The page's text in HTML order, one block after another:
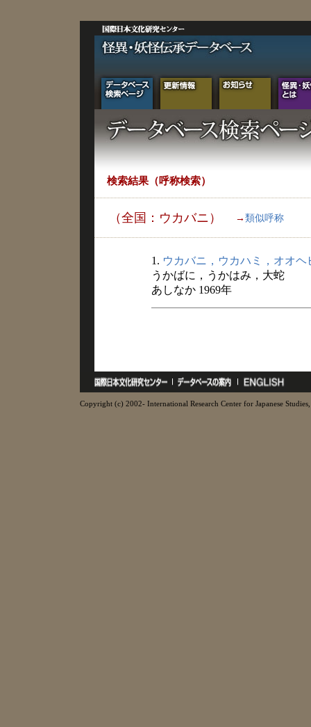
検索結果（呼称検索）
（全国：ウカバニ） → 類似呼称
1. ウカバニ，ウカハミ，オオヘ
うかばに，うかはみ，大蛇
あしなか 1969年
Copyright (c) 2002- International Research Center for Japanese